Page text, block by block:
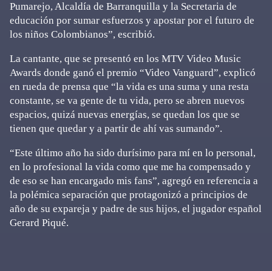
Pumarejo, Alcaldía de Barranquilla y la Secretaria de
educación por sumar esfuerzos y apostar por el futuro de
los niños Colombianos”, escribió.
La cantante, que se presentó en los MTV Video Music
Awards donde ganó el premio “Video Vanguard”, explicó
en rueda de prensa que “la vida es una suma y una resta
constante, se va gente de tu vida, pero se abren nuevos
espacios, quizá nuevas energías, se quedan los que se
tienen que quedar y a partir de ahí vas sumando”.
“Este último año ha sido durísimo para mí en lo personal,
en lo profesional la vida como que me ha compensado y
de eso se han encargado mis fans”, agregó en referencia a
la polémica separación que protagonizó a principios de
año de su expareja y padre de sus hijos, el jugador español
Gerard Piqué.